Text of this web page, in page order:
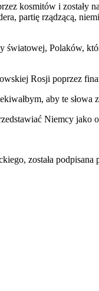
kosmitów i
partię rządzącą,
Polaków,
Rosji poprzez
aby te słowa
Niemcy jako
została